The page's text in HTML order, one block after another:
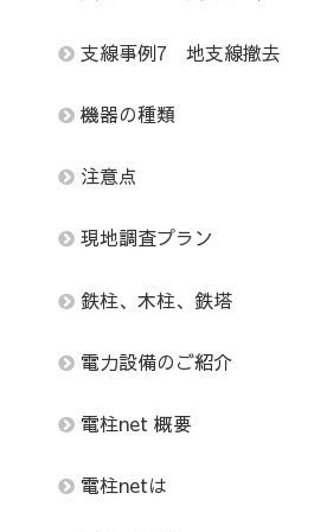
支線事例7 地支線撤去
機器の種類
注意点
現地調査プラン
鉄柱、木柱、鉄塔
電力設備のご紹介
電柱net 概要
電柱netは